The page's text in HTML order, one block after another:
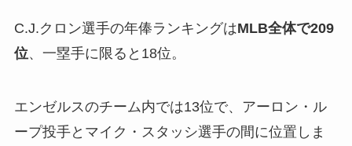
C.J.クロン選手の年俸ランキングはMLB全体で209
位、一塁手に限ると18位。
エンゼルスのチーム内では13位で、アーロン・ル
ープ投手とマイク・スタッシ選手の間に位置しま